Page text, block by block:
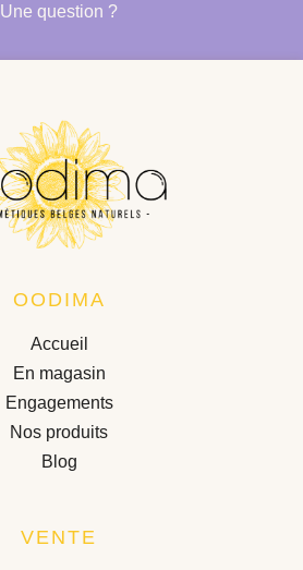
Une question ?
OODIMA
Accueil
En magasin
Engagements
Nos produits
Blog
VENTE